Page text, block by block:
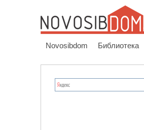
Novosibdom Библиотека